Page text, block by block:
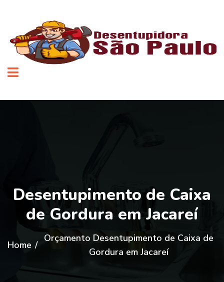
Desentupimento de Caixa
de Gordura em Jacareí
Home /
Orçamento Desentupimento de Caixa de
Gordura em Jacareí